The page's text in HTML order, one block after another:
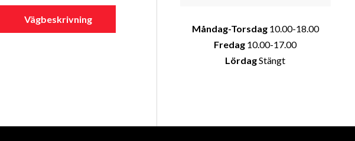
Vägbeskrivning
Måndag-Torsdag10.00-18.00
Fredag 10.00-17.00
LördagStängt